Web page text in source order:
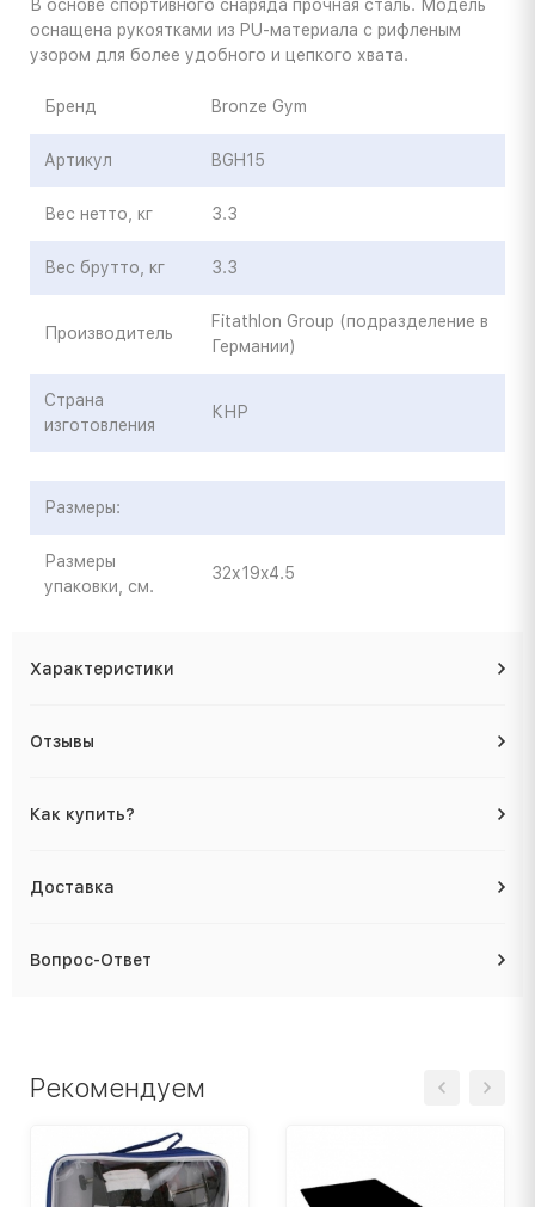
В основе спортивного снаряда прочная сталь. Модель
оснащена рукоятками из PU-материала с рифленым
узором для более удобного и цепкого хвата.
Бренд Bronze Gym
Артикул BGH15
Вес нетто, кг 3.3
Вес брутто, кг 3.3
Производитель
Fitathlon Group (подразделение в
Германии)
Страна
изготовления
КНР
Размеры:
Размеры
упаковки, см.
32х19x4.5
Характеристики
Отзывы
Как купить?
Доставка
Вопрос-Ответ
Рекомендуем